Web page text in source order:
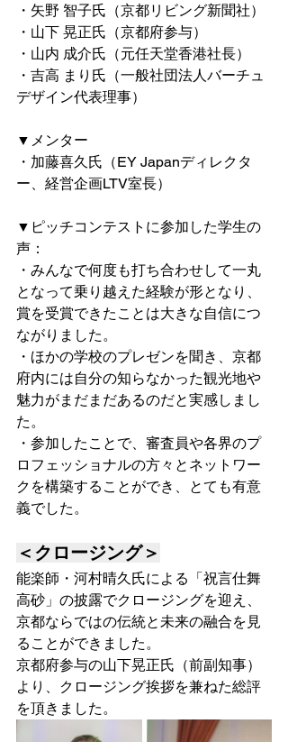
・矢野 智子氏（京都リビング新聞社）
・山下 晃正氏（京都府参与）
・山内 成介氏（元任天堂香港社長）
・吉高 まり氏（一般社団法人バーチュ
デザイン代表理事）
▼メンター
・加藤喜久氏（EY Japanディレクタ
ー、経営企画LTV室長）
▼ピッチコンテストに参加した学生の
声：
・みんなで何度も打ち合わせして一丸
となって乗り越えた経験が形となり、
賞を受賞できたことは大きな自信につ
ながりました。
・ほかの学校のプレゼンを聞き、京都
府内には自分の知らなかった観光地や
魅力がまだまだあるのだと実感しまし
た。
・参加したことで、審査員や各界のプ
ロフェッショナルの方々とネットワー
クを構築することができ、とても有意
義でした。
＜クロージング＞
能楽師・河村晴久氏による「祝言仕舞
高砂」の披露でクロージングを迎え、
京都ならではの伝統と未来の融合を見
ることができました。
京都府参与の山下晃正氏（前副知事）
より、クロージング挨拶を兼ねた総評
を頂きました。